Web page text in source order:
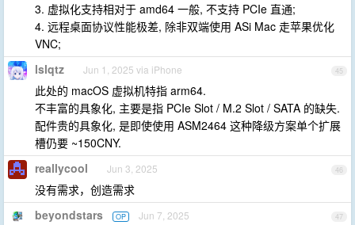
3. 虚拟化支持相对于 amd64 一般, 不支持 PCIe 直通;
4. 远程桌面协议性能极差, 除非双端使用 ASi Mac 走苹果优化
VNC;
45
lslqtz Jun 1, 2025 via iPhone
此处的 macOS 虚拟机特指 arm64.
不丰富的具象化, 主要是指 PCIe Slot / M.2 Slot / SATA 的缺失.
配件贵的具象化, 是即使使用 ASM2464 这种降级方案单个扩展
槽仍要 ~150CNY.
46
reallycool Jun 3, 2025
没有需求，创造需求
47
beyondstars OP Jun 7, 2025